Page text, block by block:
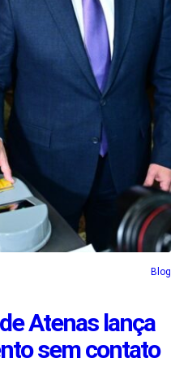
Blog
Atenas lança
sem contato